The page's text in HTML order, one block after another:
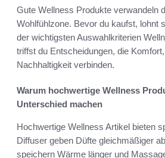
Gute Wellness Produkte verwandeln
Wohlfühlzone. Bevor du kaufst, lohnt
der wichtigsten Auswahlkriterien
triffst du Entscheidungen, die
Nachhaltigkeit verbinden.
Warum hochwertige Wellness
Unterschied machen
Hochwertige Wellness Artikel bieten
Diffuser geben Düfte gleichmäßiger
speichern Wärme länger und